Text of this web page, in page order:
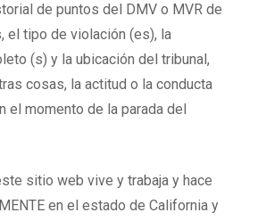
de puntos del DMV o MVR de
el tipo de violación (es), la
(s) y la ubicación del tribunal,
cosas, la actitud o la conducta
el momento de la parada del
sitio web vive y trabaja y hace
en el estado de California y